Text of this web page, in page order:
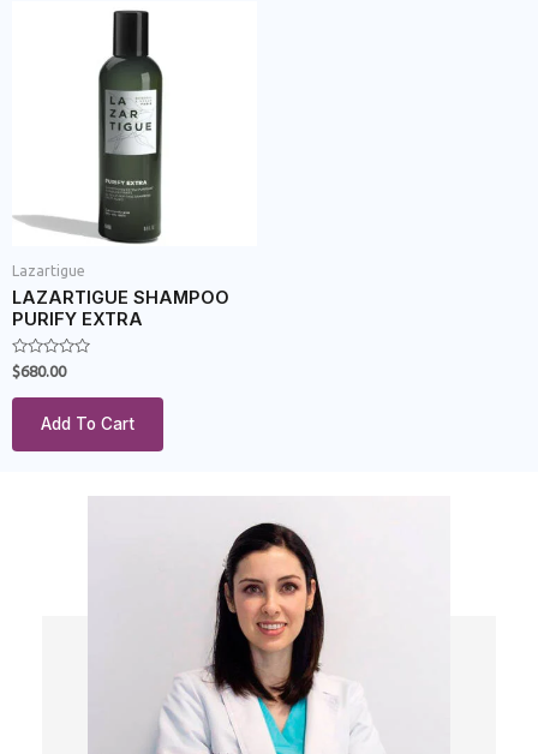
Lazartigue
LAZARTIGUE SHAMPOO
PURIFY EXTRA
Rated
0
out
$680.00
Add To Cart